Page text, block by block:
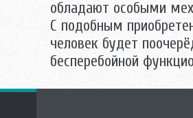
обладают особыми
С подобным
человек будет
бесперебойной